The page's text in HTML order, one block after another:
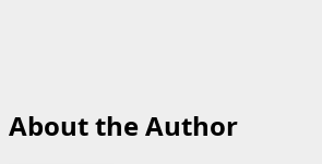
About the Author